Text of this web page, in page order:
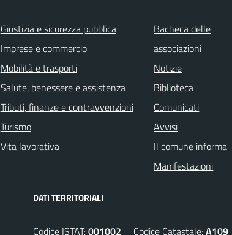
Giustizia e sicurezza pubblica
Imprese e commercio
Mobilità e trasporti
Salute, benessere e assistenza
Tributi, finanze e contravvenzioni
Turismo
Vita lavorativa
Bacheca delle
associazioni
Notizie
Biblioteca
Comunicati
Avvisi
Il comune informa
Manifestazioni
DATI TERRITORIALI
Codice ISTAT:001002 Codice Catastale:A109